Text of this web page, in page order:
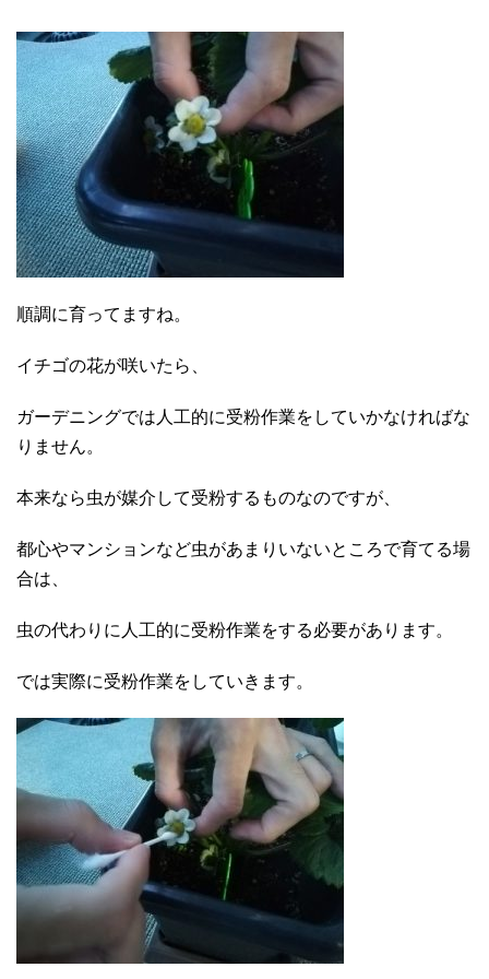
順調に育ってますね。
イチゴの花が咲いたら、
ガーデニングでは人工的に受粉作業をしていかなければな
りません。
本来なら虫が媒介して受粉するものなのですが、
都心やマンションなど虫があまりいないところで育てる場
合は、
虫の代わりに人工的に受粉作業をする必要があります。
では実際に受粉作業をしていきます。